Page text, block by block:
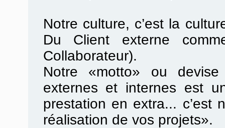
Notre culture, c’est la
Du Client externe
Collaborateur).
Notre «motto» ou
externes et internes est
prestation en extra... c’est
réalisation de vos projets».